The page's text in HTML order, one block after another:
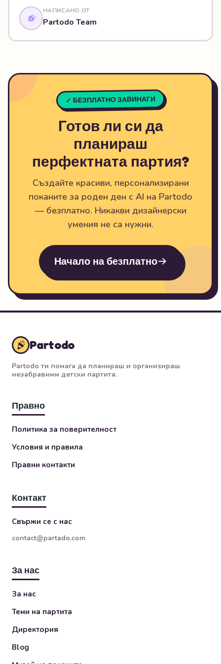
НАПИСАНО ОТ
Partodo Team
✓ БЕЗПЛАТНО ЗАВИНАГИ
Готов ли си да
планираш
перфектната партия?
Създайте красиви, персонализирани
поканите за роден ден с AI на Partodo
— безплатно. Никакви дизайнерски
умения не са нужни.
Начало на безплатно
Partodo
Partodo ти помага да планираш и организираш
незабравими детски партита.
Правно
Политика за поверителност
Условия и правила
Правни контакти
Контакт
Свържи се с нас
contact@partado.com
За нас
За нас
Теми на партита
Директория
Blog